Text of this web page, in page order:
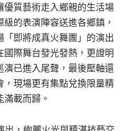
質藝術走入鄉親的生活場
的表演陣容送進各鄉鎮，
即將成真火舞團」的演出
際舞台發光發熱，更證明
演已進入尾聲，最後壓軸還
現場更有集點兌換限量精
載而歸。